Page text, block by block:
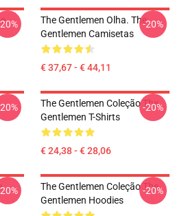
The Gentlemen Olha. The
Gentlemen Camisetas
€ 37,67 - € 44,11
-20%
The Gentlemen Coleção The
Gentlemen T-Shirts
€ 24,38 - € 28,06
-20%
The Gentlemen Coleção The
Gentlemen Hoodies
-20%